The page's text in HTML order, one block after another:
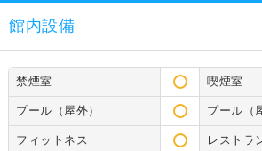
館内設備
禁煙室 喫煙室
プール（屋外） プール（
フィットネス レストラ